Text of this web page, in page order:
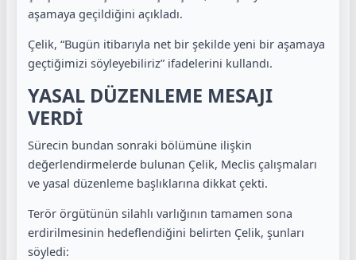
aşamaya geçildiğini açıkladı.
Çelik, “Bugün itibarıyla net bir şekilde yeni bir aşamaya
geçtiğimizi söyleyebiliriz” ifadelerini kullandı.
YASAL DÜZENLEME MESAJI
VERDİ
Sürecin bundan sonraki bölümüne ilişkin
değerlendirmelerde bulunan Çelik, Meclis çalışmaları
ve yasal düzenleme başlıklarına dikkat çekti.
Terör örgütünün silahlı varlığının tamamen sona
erdirilmesinin hedeflendiğini belirten Çelik, şunları
söyledi: